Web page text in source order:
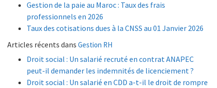
Gestion de la paie au Maroc : Taux des frais
professionnels en 2026
Taux des cotisations dues à la CNSS au 01 Janvier 2026
Articles récents dans Gestion RH
Droit social : Un salarié recruté en contrat ANAPEC
peut-il demander les indemnités de licenciement ?
Droit social : Un salarié en CDD a-t-il le droit de rompre